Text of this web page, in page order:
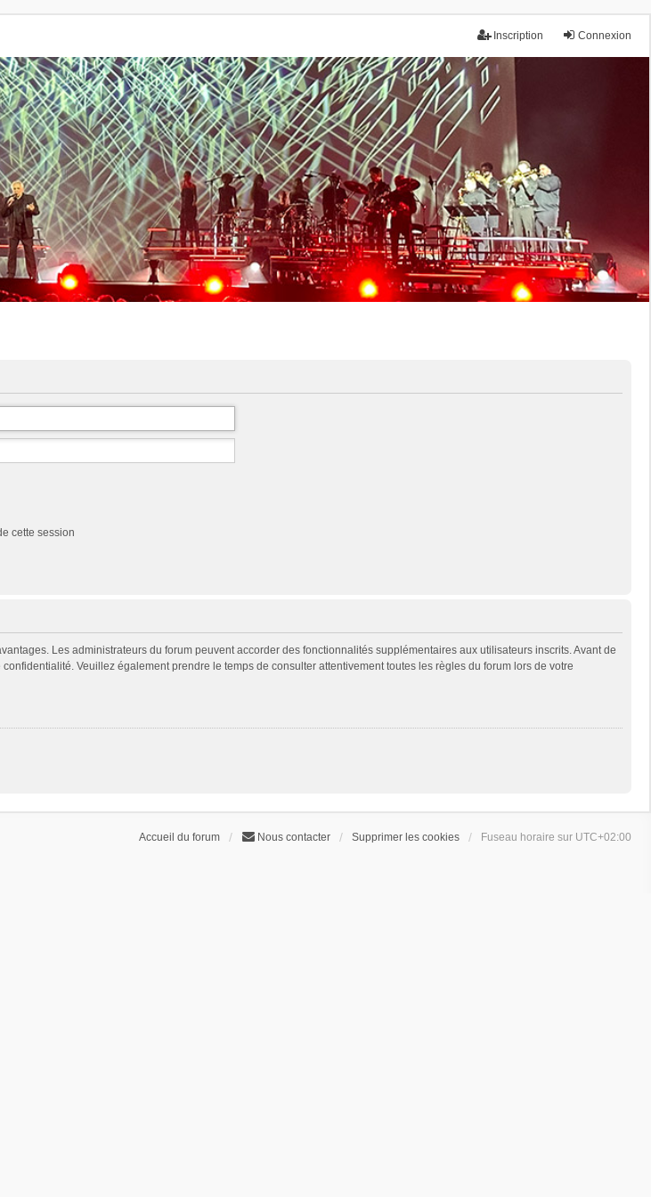
Connexion
Inscription
cette session
Les administrateurs du forum peuvent accorder des fonctionnalités supplémentaires aux utilisateurs inscrits. Avant de
Veuillez également prendre le temps de consulter attentivement toutes les règles du forum lors de votre
Accueil du forum Nous contacter Supprimer les cookies Fuseau horaire sur UTC+02:00